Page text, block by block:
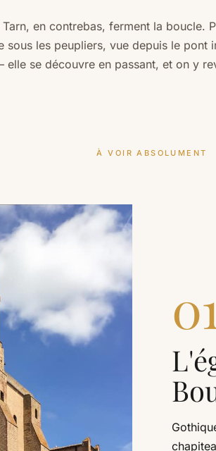
en contrebas, ferment la boucle.
sous les peupliers, vue depuis le pont
elle se découvre en passant, et on y
À VOIR ABSOLUMENT
01